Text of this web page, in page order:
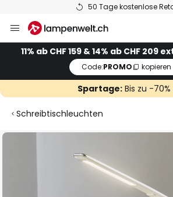
50 Tage kostenlose
Inhalt
springen
11% ab CHF 159 & 14% ab CHF 209
Code:PROMO kopieren
Spartage:Bis zu -70%
Schreibtischleuchten
Zum